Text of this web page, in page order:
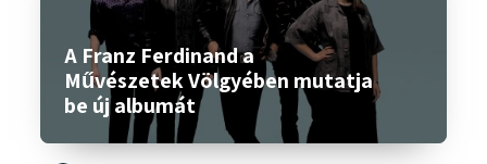
A Franz Ferdinand a
Művészetek Völgyében mutatja
be új albumát